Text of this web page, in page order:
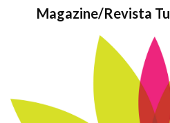
Magazine/Revista